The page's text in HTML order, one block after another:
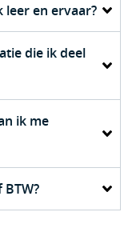
leer en ervaar?
die ik deel
ik me